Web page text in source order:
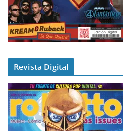
Revista Digital